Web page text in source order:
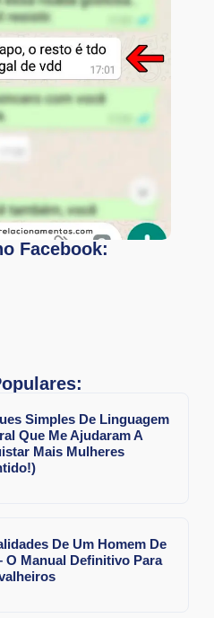
Facebook:
Simples De Linguagem
Que Me Ajudaram A
Mais Mulheres
De Um Homem De
O Manual Definitivo Para